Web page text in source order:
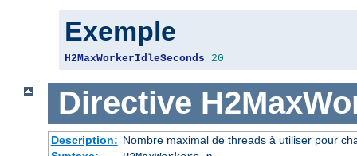
Exemple
H2MaxWorkerIdleSeconds 20
Directive
Description: Nombre maximal de threads à utiliser pour